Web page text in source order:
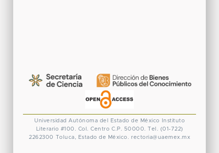
Universidad Autónoma del Estado de México
Instituto
Literario #100. Col. Centro C.P. 50000. Tel. (01-722)
2262300 Toluca, Estado de México. rectoria@uaemex.mx